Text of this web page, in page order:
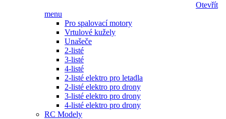
Otevřít
menu
Pro spalovací motory
Vrtulové kužely
Unašeče
2-listé
3-listé
4-listé
2-listé elektro pro letadla
2-listé elektro pro drony
3-listé elektro pro drony
4-listé elektro pro drony
RC Modely